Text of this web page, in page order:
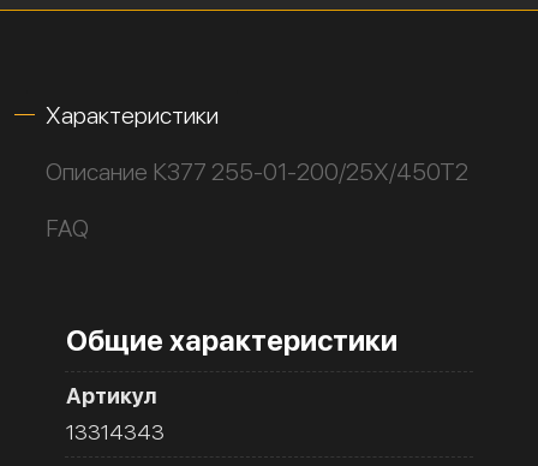
Характеристики
Описание К377 255-01-200/25Х/450Т2
FAQ
Общие характеристики
Артикул
13314343